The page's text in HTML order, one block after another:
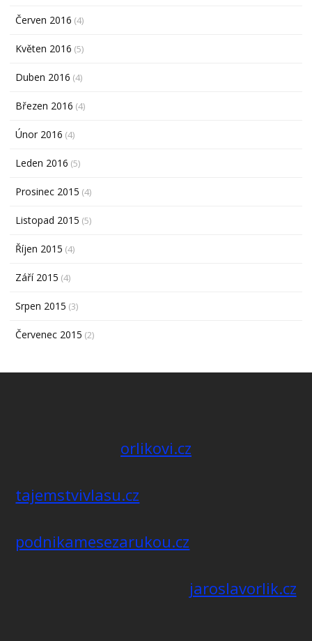
Červen 2016 (4)
Květen 2016 (5)
Duben 2016 (4)
Březen 2016 (4)
Únor 2016 (4)
Leden 2016 (5)
Prosinec 2015 (4)
Listopad 2015 (5)
Říjen 2015 (4)
Září 2015 (4)
Srpen 2015 (3)
Červenec 2015 (2)
orlikovi.cz
tajemstvivlasu.cz
podnikamesezarukou.cz
jaroslavorlik.cz